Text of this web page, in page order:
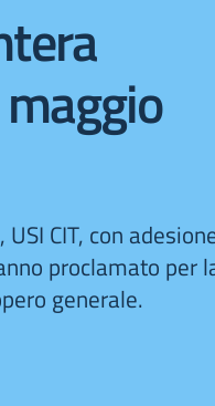
USI CIT, con
proclamato per
generale.